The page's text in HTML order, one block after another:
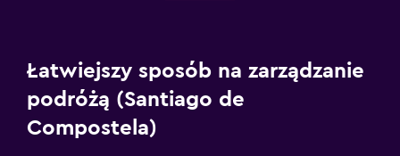
Łatwiejszy sposób na zarządzanie
podróżą (Santiago de
Compostela)